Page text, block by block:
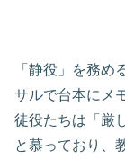
「静役」を務
サルで台本にメ
徒役たちは「厳
と慕っており、